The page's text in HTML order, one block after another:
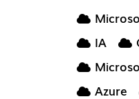
IA
Azure